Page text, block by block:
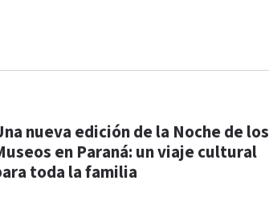
nueva edición de la Noche de los
en Paraná: un viaje cultural
toda la familia